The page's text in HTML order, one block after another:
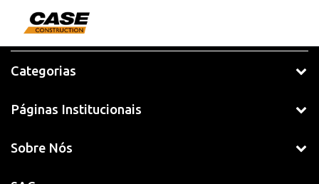
Categorias
Páginas Institucionais
Sobre Nós